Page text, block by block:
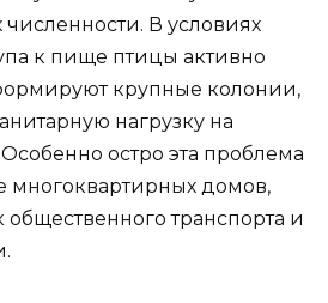
численности. В условиях
к пище птицы активно
крупные колонии,
нагрузку на
остро эта проблема
многоквартирных домов,
общественного транспорта и